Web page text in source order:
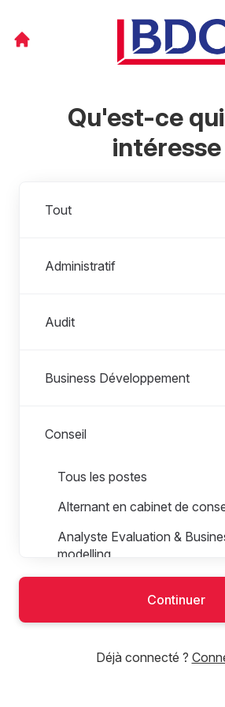
Qu'est-ce
intéresse
Tout
Administratif
Audit
Business Développement
Conseil
Postes dans Conseil
Tous les postes
Alternant en cabinet de
Analyste Evaluation &
modelling
Continuer
Déjà connecté ?